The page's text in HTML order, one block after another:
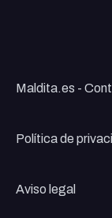
Maldita.es -
Política de
Aviso legal